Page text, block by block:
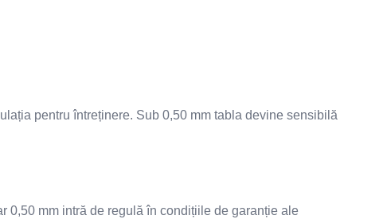
pentru întreținere. Sub 0,50 mm tabla devine sensibilă
0,50 mm intră de regulă în condițiile de garanție ale